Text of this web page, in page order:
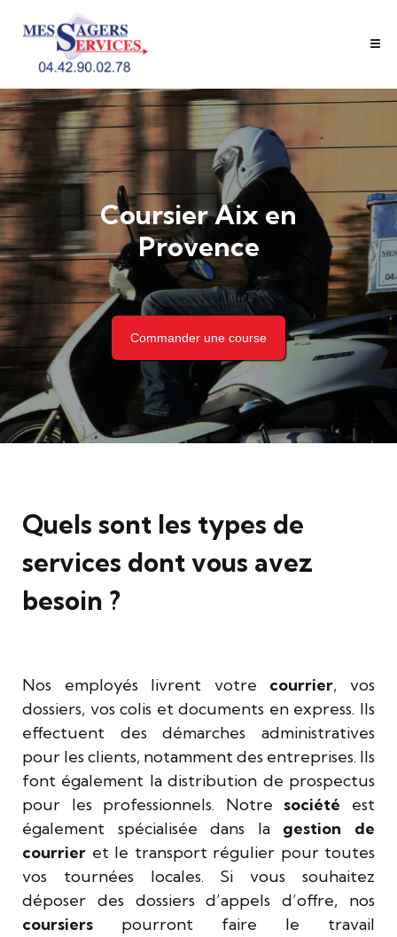
Coursier Aix en
Provence
Commander une course
Quels sont les types de
services dont vous avez
besoin ?
Nos employés livrent votre courrier, vos
dossiers, vos colis et documents en express. Ils
effectuent des démarches administratives
pour les clients, notamment des entreprises. Ils
font également la distribution de prospectus
pour les professionnels. Notre société est
également spécialisée dans la gestion de
courrier et le transport régulier pour toutes
vos tournées locales. Si vous souhaitez
déposer des dossiers d’appels d’offre, nos
coursiers pourront faire le travail